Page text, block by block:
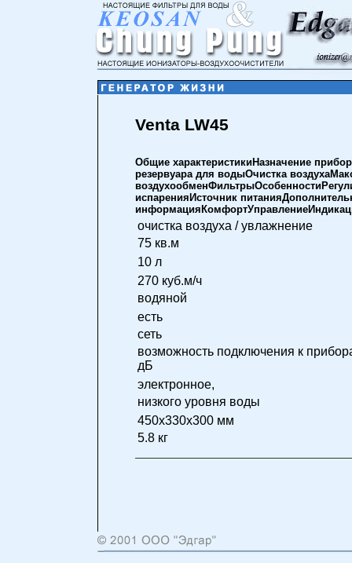
Venta LW45
Общие характеристикиНазначение
резервуара для водыОчистка
испаренияИсточник
очистка воздуха / увлажнение
75 кв.м
10 л
270 куб.м/ч
водяной
есть
сеть
возможность подключения к
дБ
электронное,
низкого уровня воды
450x330x300 мм
5.8 кг